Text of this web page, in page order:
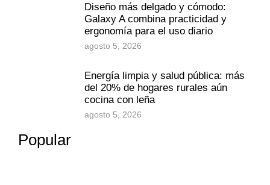
Diseño más delgado y cómodo:
Galaxy A combina practicidad y
ergonomía para el uso diario
agosto 5, 2026
Energía limpia y salud pública: más
del 20% de hogares rurales aún
cocina con leña
agosto 5, 2026
Popular